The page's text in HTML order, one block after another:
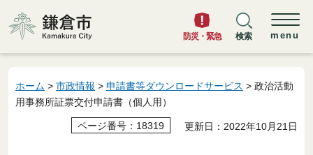
鎌倉市
防災・緊急 検索 menu
ホーム > 市政情報 > 申請書等ダウンロードサービス > 政治活動
用事務所証票交付申請書（個人用）
ページ番号：18319 更新日：2022年10月21日